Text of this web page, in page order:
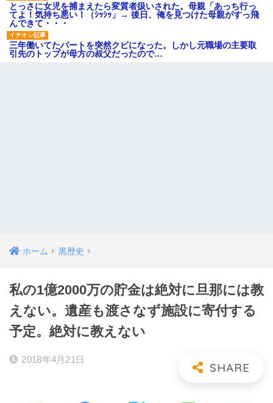
とっさに女児を捕まえたら変質者扱いされた。母親「あっち行っ
てよ！気持ち悪い！（ｼｯｼｯ」→ 後日、俺を見つけた母親がすっ飛
んできて・・・
三年働いてたパートを突然クビになった。しかし元職場の主要取
引先のトップが母方の叔父だったので…
ホーム 黒歴史
私の1億2000万の貯金は絶対に旦那には教
えない。遺産も渡さなず施設に寄付する
予定。絶対に教えない
2018年4月21日